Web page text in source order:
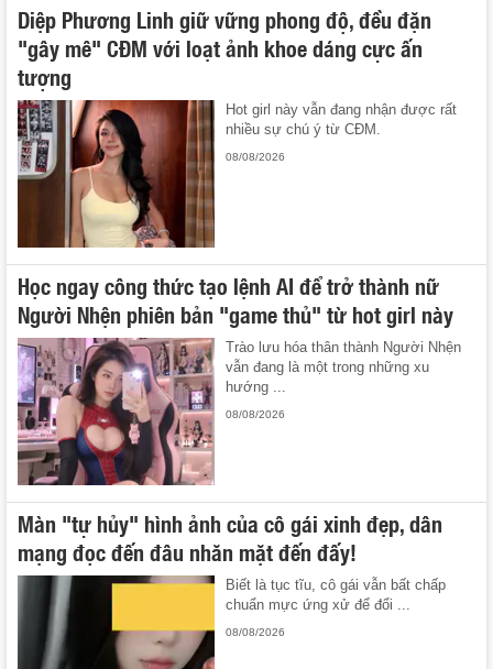
Diệp Phương Linh giữ vững phong độ, đều đặn
"gây mê" CĐM với loạt ảnh khoe dáng cực ấn
tượng
Hot girl này vẫn đang nhận được rất
nhiều sự chú ý từ CĐM.
08/08/2026
Học ngay công thức tạo lệnh AI để trở thành nữ
Người Nhện phiên bản "game thủ" từ hot girl này
Trào lưu hóa thân thành Người Nhện
vẫn đang là một trong những xu
hướng ...
08/08/2026
Màn "tự hủy" hình ảnh của cô gái xinh đẹp, dân
mạng đọc đến đâu nhăn mặt đến đấy!
Biết là tục tĩu, cô gái vẫn bất chấp
chuẩn mực ứng xử để đổi ...
08/08/2026